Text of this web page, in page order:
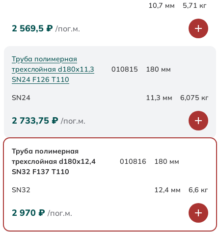
10,7 мм 5,71 кг
2 569,5 ₽ /пог.м.
Труба полимерная
трехслойная d180х11,3
SN24 F126 Т110
010815 180 мм
SN24 11,3 мм 6,075 кг
2 733,75 ₽ /пог.м.
Труба полимерная
трехслойная d180х12,4
SN32 F137 Т110
010816 180 мм
SN32 12,4 мм 6,6 кг
2 970 ₽ /пог.м.